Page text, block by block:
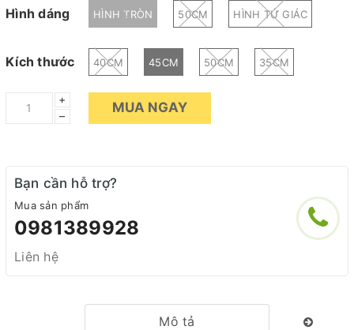
Hình dáng HÌNH TRÒN 50CM HÌNH TỨ GIÁC
Kích thước 40CM 45CM 50CM 35CM
+
–
MUA NGAY
Bạn cần hỗ trợ?
Mua sản phẩm
0981389928
Liên hệ
Mô tả